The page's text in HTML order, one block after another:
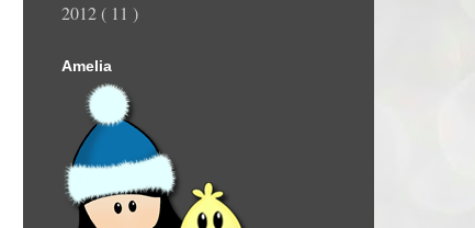
2012 ( 11 )
Amelia